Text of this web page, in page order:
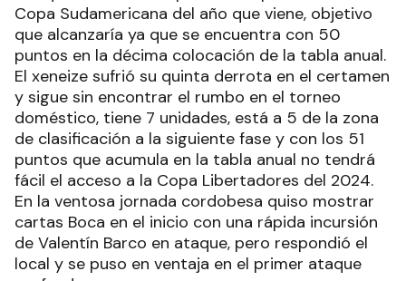
Copa Sudamericana del año que viene, objetivo
que alcanzaría ya que se encuentra con 50
puntos en la décima colocación de la tabla anual.
El xeneize sufrió su quinta derrota en el certamen
y sigue sin encontrar el rumbo en el torneo
doméstico, tiene 7 unidades, está a 5 de la zona
de clasificación a la siguiente fase y con los 51
puntos que acumula en la tabla anual no tendrá
fácil el acceso a la Copa Libertadores del 2024.
En la ventosa jornada cordobesa quiso mostrar
cartas Boca en el inicio con una rápida incursión
de Valentín Barco en ataque, pero respondió el
local y se puso en ventaja en el primer ataque